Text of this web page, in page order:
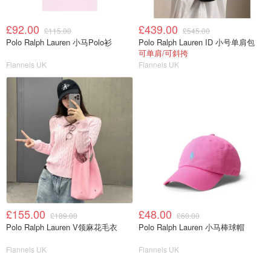
£92.00 £115.00
Polo Ralph Lauren 小马Polo衫
Flannels UK
£439.00 £545.00
Polo Ralph Lauren ID 小号单肩包
可单肩/可斜挎
Flannels UK
£155.00 £189.00
Polo Ralph Lauren V领麻花毛衣
Flannels UK
£48.00 £60.00
Polo Ralph Lauren 小马棒球帽
Flannels UK